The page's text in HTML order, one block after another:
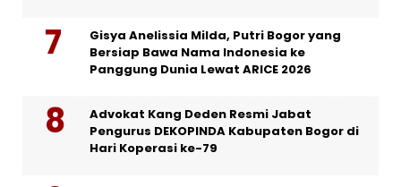
Gisya Anelissia Milda, Putri Bogor yang
Bersiap Bawa Nama Indonesia ke
Panggung Dunia Lewat ARICE 2026
Advokat Kang Deden Resmi Jabat
Pengurus DEKOPINDA Kabupaten Bogor di
Hari Koperasi ke-79